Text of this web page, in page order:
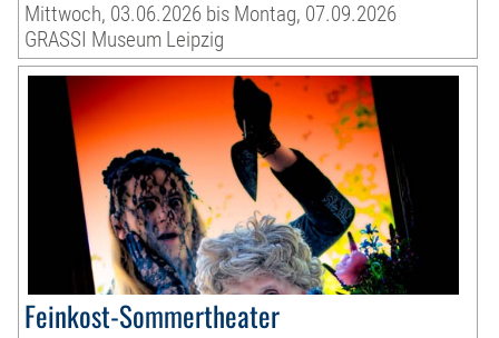
Mittwoch, 03.06.2026 bis Montag, 07.09.2026
GRASSI Museum Leipzig
Feinkost-Sommertheater